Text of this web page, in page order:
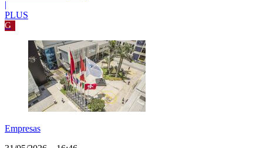
San Ignacio University (SIU), el brazo académico de la Corporación
USIL en Estados Unidos, se alista para dar un nuevo salto en su
Karen Guardia Quispe